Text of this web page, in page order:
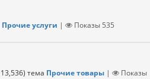
Прочие услуги | Показы 535
13,536) тема Прочие товары | Показы